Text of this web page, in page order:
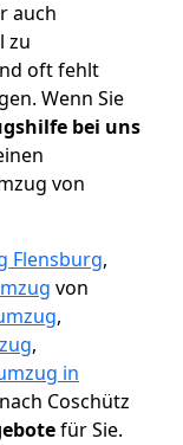
auch
zu
oft fehlt
Wenn Sie
bei uns
von
Flensburg,
von
,
,
in
nach Coschütz
für Sie.